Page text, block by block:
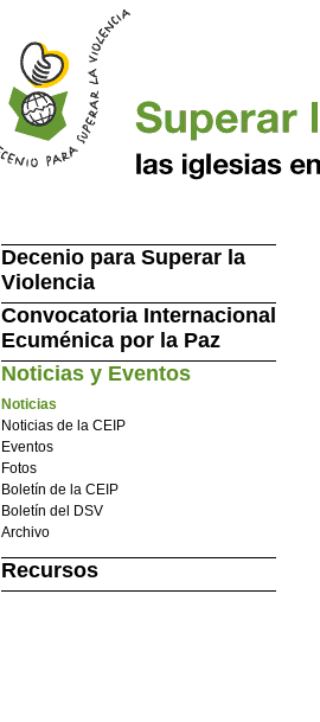
Decenio para Superar la
Violencia
Convocatoria Internacional
Ecuménica por la Paz
Noticias y Eventos
Noticias
Noticias de la CEIP
Eventos
Fotos
Boletín de la CEIP
Boletín del DSV
Archivo
Recursos